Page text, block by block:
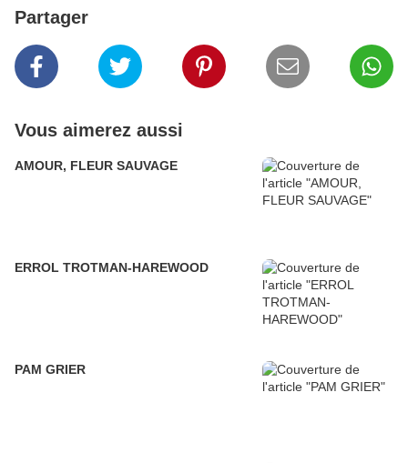
Partager
Vous aimerez aussi
AMOUR, FLEUR SAUVAGE
ERROL TROTMAN-HAREWOOD
PAM GRIER